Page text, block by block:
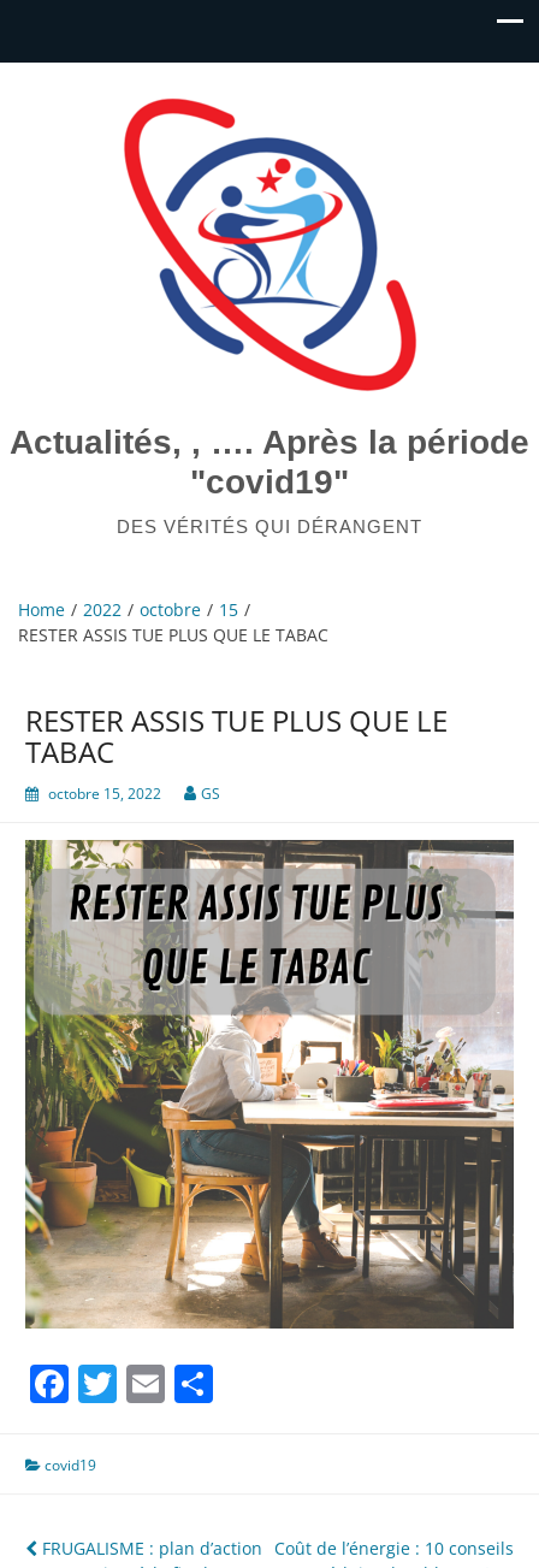
Actualités, , …. Après la période
"covid19"
DES VÉRITÉS QUI DÉRANGENT
Home 2022 octobre
15
RESTER ASSIS TUE PLUS QUE LE TABAC
RESTER ASSIS TUE PLUS QUE LE
TABAC
octobre 15, 2022 GS
Facebook
Twitter
Email
covid19
Navigation
FRUGALISME : plan d’action Coût de l’énergie : 10 conseils